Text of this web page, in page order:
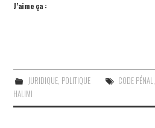
J’aime ça :
JURIDIQUE, POLITIQUE CODE PÉNAL,
HALIMI